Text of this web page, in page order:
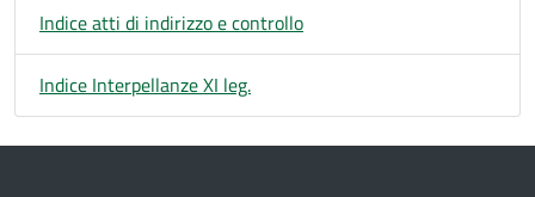
Indice atti di indirizzo e controllo
Indice Interpellanze XI leg.